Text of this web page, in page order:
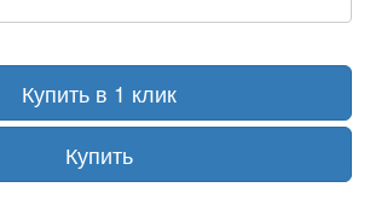
Купить в 1 клик
Купить